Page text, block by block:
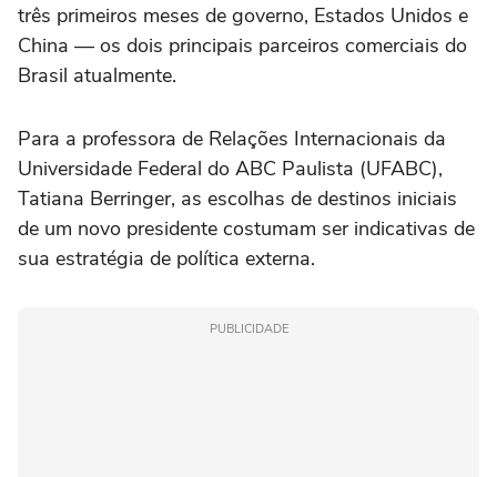
três primeiros meses de governo, Estados Unidos e
China — os dois principais parceiros comerciais do
Brasil atualmente.
Para a professora de Relações Internacionais da
Universidade Federal do ABC Paulista (UFABC),
Tatiana Berringer, as escolhas de destinos iniciais
de um novo presidente costumam ser indicativas de
sua estratégia de política externa.
PUBLICIDADE